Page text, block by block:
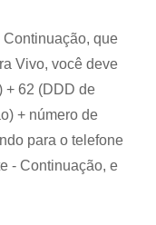
que
Vivo, você deve
+ 62 (DDD de
+ número de
para o telefone
- Continuação, e